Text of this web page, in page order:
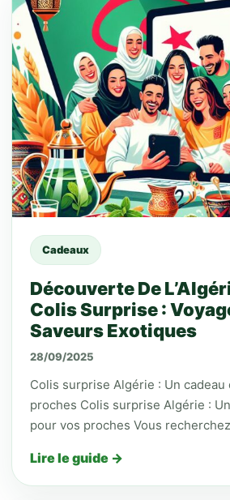
Cadeaux
Découverte De
Colis Surprise :
Saveurs Exotiques
28/09/2025
Colis surprise Algérie : Un
proches Colis surprise Algérie :
pour vos proches Vous
Lire le guide →